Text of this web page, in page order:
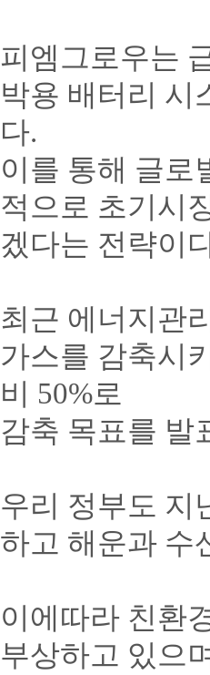
피엠그로우는
박용 배터리 시
다.
이를 통해 글
적으로 초기시
겠다는 전략이
최근 에너지관
가스를 감축시
비 50%로
감축 목표를 발
우리 정부도 지
하고 해운과 수
이에따라 친환
부상하고 있으